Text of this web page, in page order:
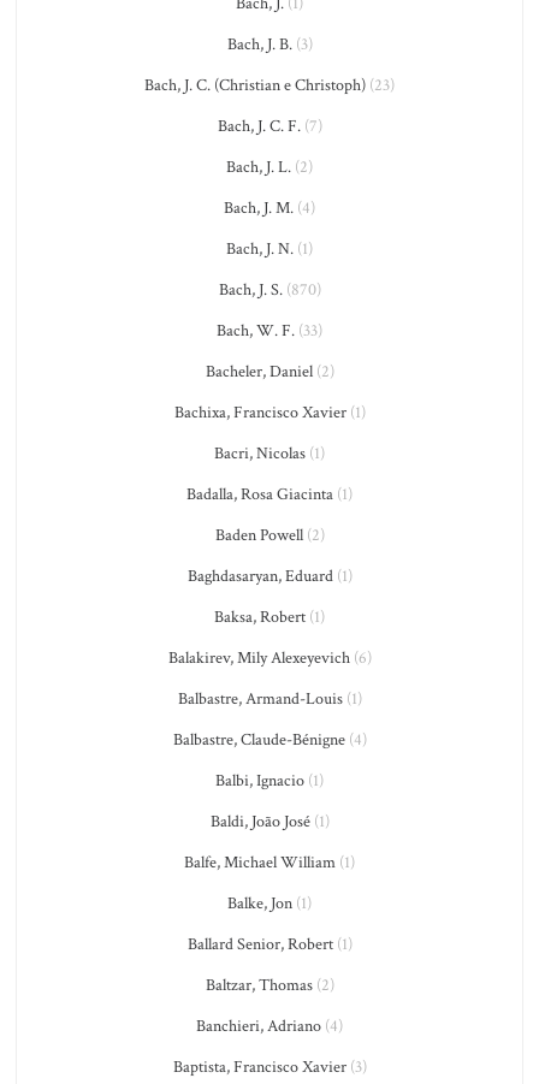
Bach, J. B.(3)
Bach, J. C. (Christian e Christoph) (23)
Bach, J. C. F.(7)
Bach, J. L. (2)
Bach, J. M. (4)
Bach, J. N. (1)
Bach, J. S.(870)
Bach, W. F. (33)
Bacheler, Daniel(2)
Bachixa, Francisco Xavier(1)
Bacri, Nicolas (1)
Badalla, Rosa Giacinta (1)
Baden Powell(2)
Baghdasaryan, Eduard(1)
Baksa, Robert (1)
Balakirev, Mily Alexeyevich(6)
Balbastre, Armand-Louis(1)
Balbastre, Claude-Bénigne(4)
Balbi, Ignacio (1)
Baldi, João José(1)
Balfe, Michael William (1)
Balke, Jon (1)
Ballard Senior, Robert(1)
Baltzar, Thomas(2)
Banchieri, Adriano (4)
Baptista, Francisco Xavier(3)